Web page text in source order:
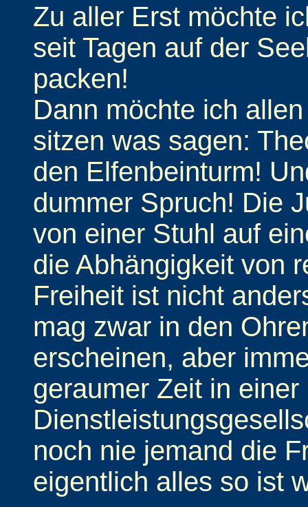
Zu aller Erst möchte
seit Tagen auf der
packen!
Dann möchte ich
sitzen was sagen:
den Elfenbeinturm!
dummer Spruch! Die
von einer Stuhl auf
die Abhängigkeit von
Freiheit ist nicht
mag zwar in den
erscheinen, aber
geraumer Zeit in einer
noch nie jemand die
eigentlich alles so ist